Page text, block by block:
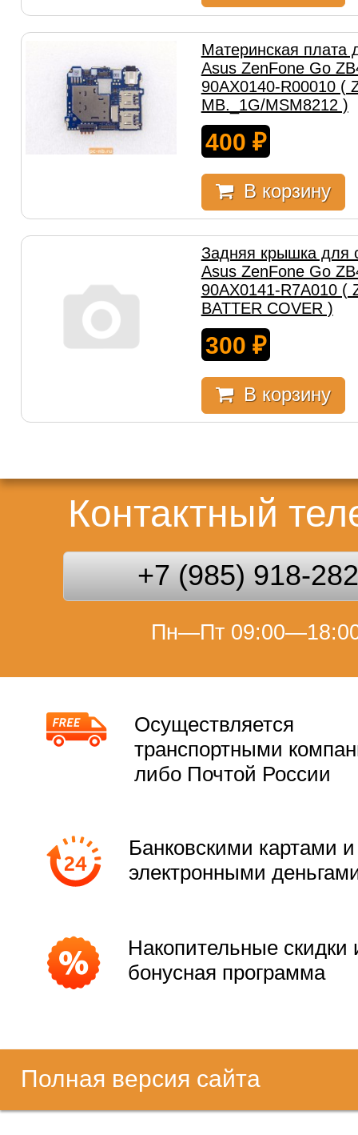
Материнская плата
Asus ZenFone Go
90AX0140-R00010 (
MB._1G/MSM8212 )
400 ₽
В корзину
Задняя крышка для
Asus ZenFone Go
90AX0141-R7A010 (
BATTER COVER )
300 ₽
В корзину
Контактный
+7 (985) 918-
Пн—Пт
Осуществляется
транспортными
либо Почтой России
Банковскими картами и
электронными
Накопительные скидки
бонусная программа
Полная версия сайта